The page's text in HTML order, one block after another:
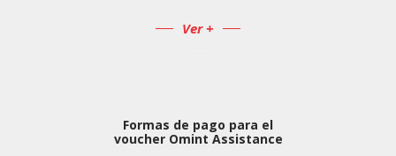
Ver +
Formas de pago para el
voucher Omint Assistance